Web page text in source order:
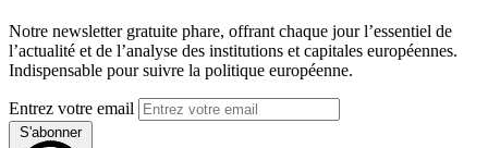
Notre newsletter gratuite phare, offrant chaque jour l’essentiel de
l’actualité et de l’analyse des institutions et capitales européennes.
Indispensable pour suivre la politique européenne.
Entrez votre email
S'abonner